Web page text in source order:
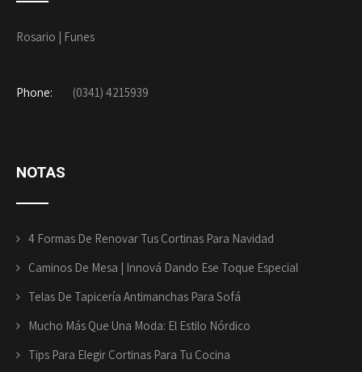
Rosario | Funes
Phone: (0341) 4215939
NOTAS
4 Formas De Renovar Tus Cortinas Para Navidad
Caminos De Mesa | Innová Dando Ese Toque Especial
Telas De Tapicería Antimanchas Para Sofá
Mucho Más Que Una Moda: El Estilo Nórdico
Tips Para Elegir Cortinas Para Tu Cocina